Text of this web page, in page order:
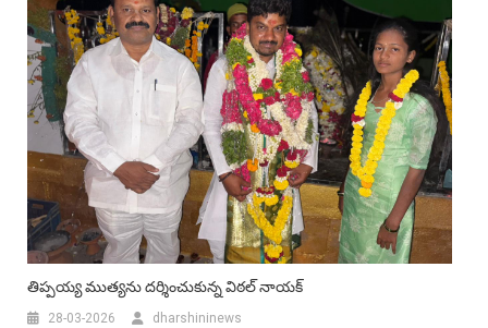
తిప్పయ్య ముత్యను దర్శించుకున్న విఠల్ నాయక్
28-03-2026 dharshininews